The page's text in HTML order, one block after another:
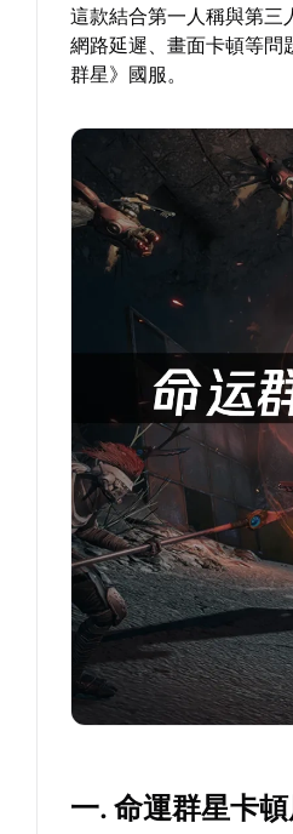
這款結合第一人稱與第三
網路延遲、畫面卡頓等問
群星》國服。
一. 命運群星卡